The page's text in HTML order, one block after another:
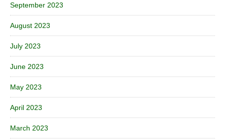
September 2023
August 2023
July 2023
June 2023
May 2023
April 2023
March 2023